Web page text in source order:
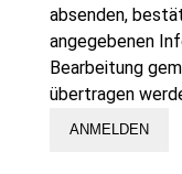
absenden,
angegebenen
Bearbeitung
übertragen
ANMELDEN